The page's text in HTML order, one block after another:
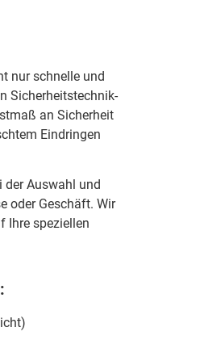
nur schnelle und
Sicherheitstechnik-
an Sicherheit
Eindringen
der Auswahl und
oder Geschäft. Wir
Ihre speziellen